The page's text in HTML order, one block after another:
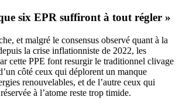
six EPR suffiront à tout régler »
et malgré le consensus observé quant à la
la crise inflationniste de 2022, les
cette PPE font resurgir le traditionnel clivage
côté ceux qui déplorent un manque
renouvelables, et de l’autre ceux qui
à l’atome reste trop timide.